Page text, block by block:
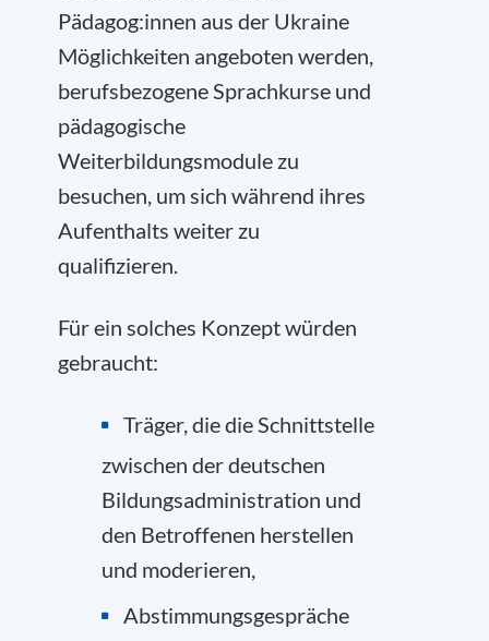
Pädagog:innen aus der Ukraine
Möglichkeiten angeboten werden,
berufsbezogene Sprachkurse und
pädagogische
Weiterbildungsmodule zu
besuchen, um sich während ihres
Aufenthalts weiter zu
qualifizieren.
Für ein solches Konzept würden
gebraucht:
Träger, die die Schnittstelle
zwischen der deutschen
Bildungsadministration und
den Betroffenen herstellen
und moderieren,
Abstimmungsgespräche